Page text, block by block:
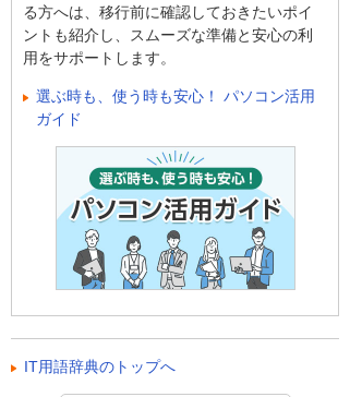
る方へは、移行前に確認しておきたいポイ
ントも紹介し、スムーズな準備と安心の利
用をサポートします。
選ぶ時も、使う時も安心！ パソコン活用
ガイド
IT用語辞典のトップへ